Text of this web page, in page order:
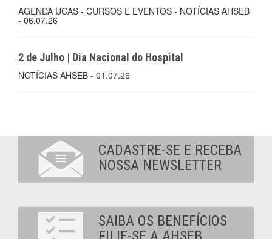
AGENDA UCAS - CURSOS E EVENTOS - NOTÍCIAS AHSEB
- 06.07.26
2 de Julho | Dia Nacional do Hospital
NOTÍCIAS AHSEB - 01.07.26
CADASTRE-SE E RECEBA
NOSSA NEWSLETTER
SAIBA OS BENEFÍCIOS